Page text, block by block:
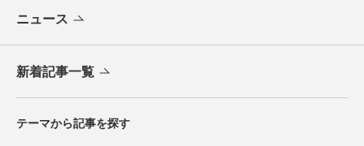
ニュース
新着記事一覧
テーマから記事を探す